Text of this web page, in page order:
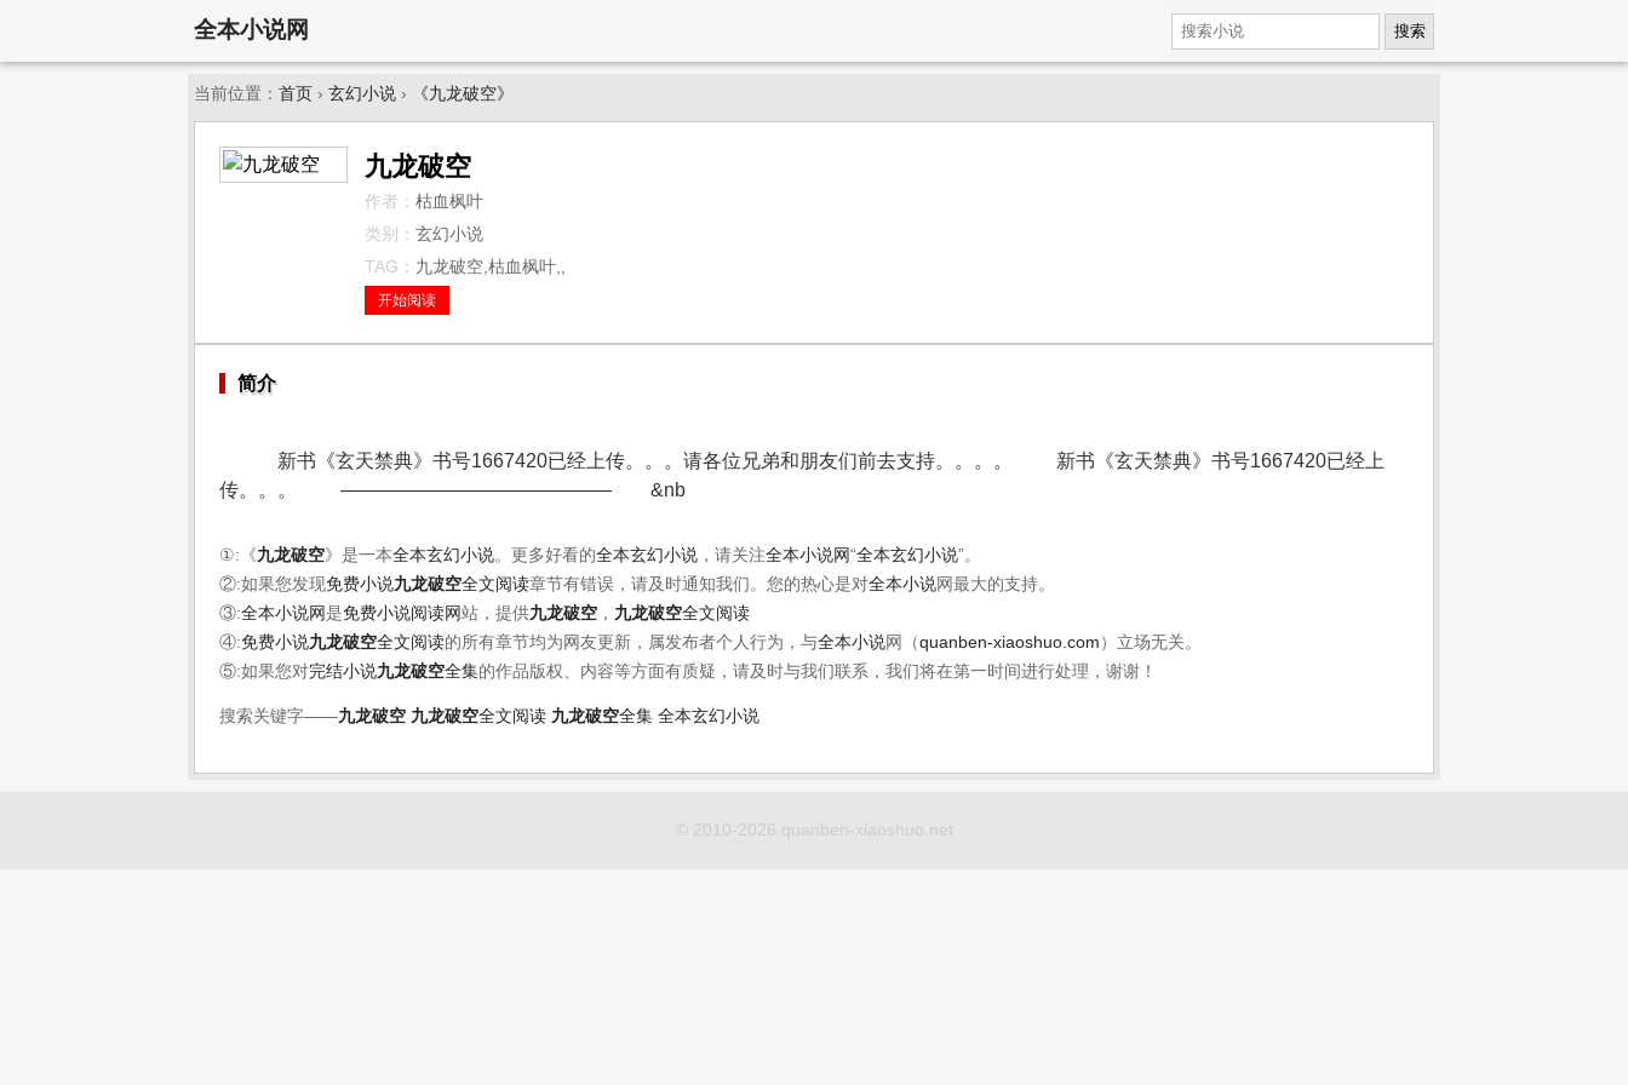
全本小说网 搜索
当前位置： 首页 › 玄幻小说 › 《九龙破空》
九龙破空
作者： 枯血枫叶
类别： 玄幻小说
TAG： 九龙破空,枯血枫叶,,
开始阅读
简介
新书《玄天禁典》书号1667420已经上传。。。请各位兄弟和朋友们前去支持。。。。 新书《玄天禁典》书号1667420已经上
传。。。 —————————————— &nb
①:《九龙破空》是一本全本玄幻小说。更多好看的全本玄幻小说 ，请关注全本小说网“全本玄幻小说”。
②:如果您发现免费小说九龙破空全文阅读章节有错误，请及时通知我们。您的热心是对全本小说网最大的支持。
③:全本小说网是免费小说阅读网站，提供九龙破空 ， 九龙破空全文阅读
④:免费小说九龙破空全文阅读的所有章节均为网友更新，属发布者个人行为，与全本小说网（quanben-xiaoshuo.com ）立场无关。
⑤:如果您对完结小说九龙破空全集的作品版权、内容等方面有质疑，请及时与我们联系，我们将在第一时间进行处理，谢谢！
搜索关键字——九龙破空 九龙破空全文阅读 九龙破空全集 全本玄幻小说
© 2010-2026 quanben-xiaoshuo.net